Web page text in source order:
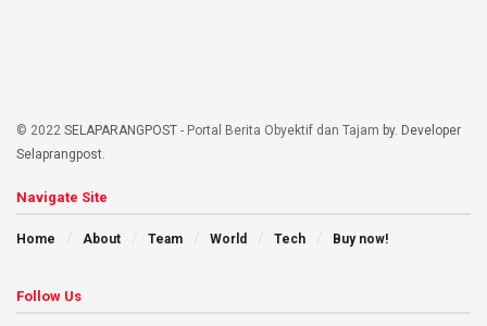
© 2022 SELAPARANGPOST - Portal Berita Obyektif dan Tajam by. Developer
Selaprangpost.
Navigate Site
Home About Team World Tech Buy now!
Follow Us